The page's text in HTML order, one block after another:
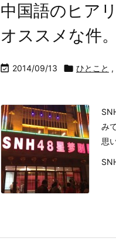
中国語のヒア
オススメな件。
 2014/09/13  ひとこと ,
み
思